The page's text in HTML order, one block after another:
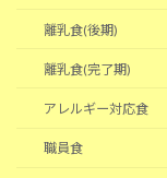
離乳食(後期)
離乳食(完了期)
アレルギー対応食
職員食